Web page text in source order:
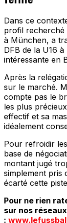
Dans ce
profil recherché
à München, a
DFB de la U16 à
intéressante en
Après la
sur le marché.
compte pas le
les plus
effectif et sa
idéalement
Pour refroidir
base de
montant jugé
simplement pris
écarté cette
Pour ne rien
sur nos
: